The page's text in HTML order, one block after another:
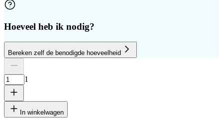
Hoeveel heb ik nodig?
Bereken zelf de benodigde hoeveelheid
Aantal platen
Hoogte
Breedte
Verwijder plaat
1
In winkelwagen